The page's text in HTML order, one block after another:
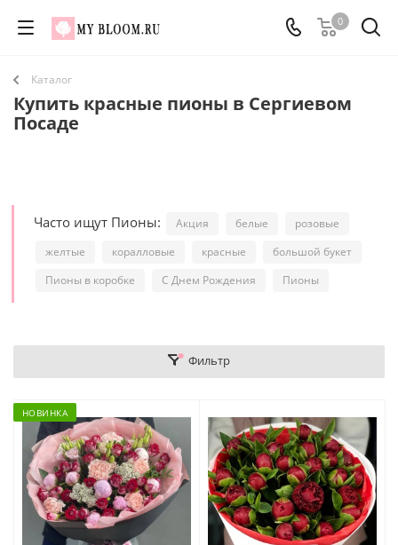
0
Каталог
Купить красные пионы в Сергиевом
Посаде
Часто ищут Пионы: Акция белые
розовые
желтые
коралловые красные
большой букет
Пионы в коробке
С Днем Рождения Пионы
Фильтр
НОВИНКА